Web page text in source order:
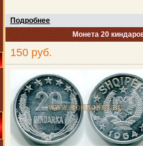
Подробнее
Монета 20
150 руб.